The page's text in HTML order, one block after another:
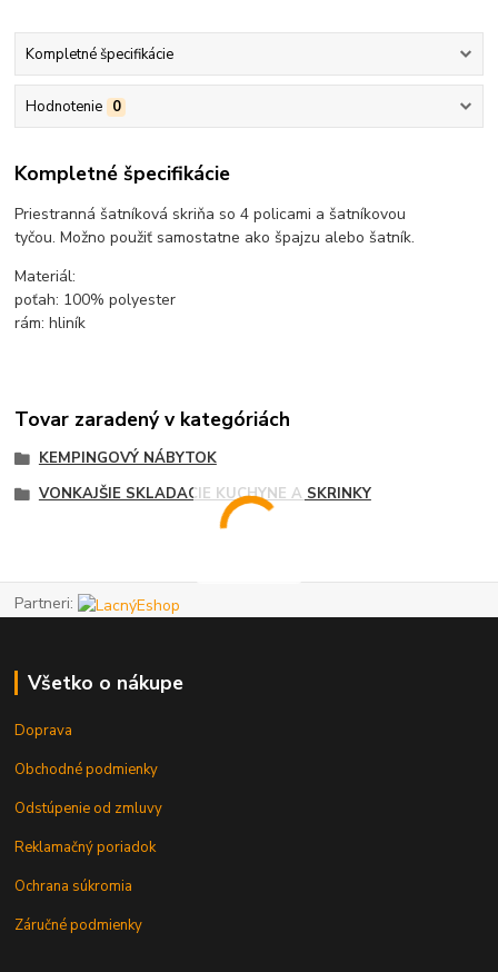
Kompletné špecifikácie
Hodnotenie 0
Kompletné špecifikácie
Priestranná šatníková skriňa so 4 policami a šatníkovou
tyčou. Možno použiť samostatne ako špajzu alebo šatník.
Materiál:
poťah: 100% polyester
rám: hliník
Tovar zaradený v kategóriách
KEMPINGOVÝ NÁBYTOK
VONKAJŠIE SKLADACIE KUCHYNE A SKRINKY
Partneri:
Všetko o nákupe
Doprava
Obchodné podmienky
Odstúpenie od zmluvy
Reklamačný poriadok
Ochrana súkromia
Záručné podmienky